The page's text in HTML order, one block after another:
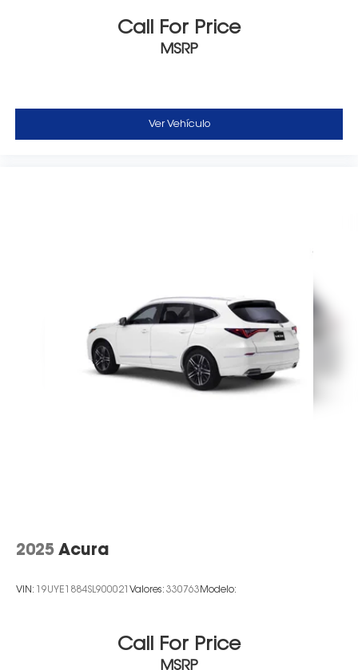
Call For Price
MSRP
Ver Vehículo
2025 Acura
VIN: 19UYE1884SL900021 Valores: 330763 Modelo:
Call For Price